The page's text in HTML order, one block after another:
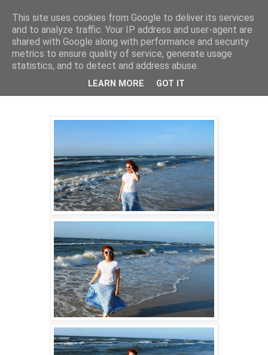
24 sierpnia 2013
Wielki błękit.......
This site uses cookies from Google to deliver its services
and to analyze traffic. Your IP address and user-agent are
shared with Google along with performance and security
metrics to ensure quality of service, generate usage
statistics, and to detect and address abuse.
LEARN MORE GOT IT